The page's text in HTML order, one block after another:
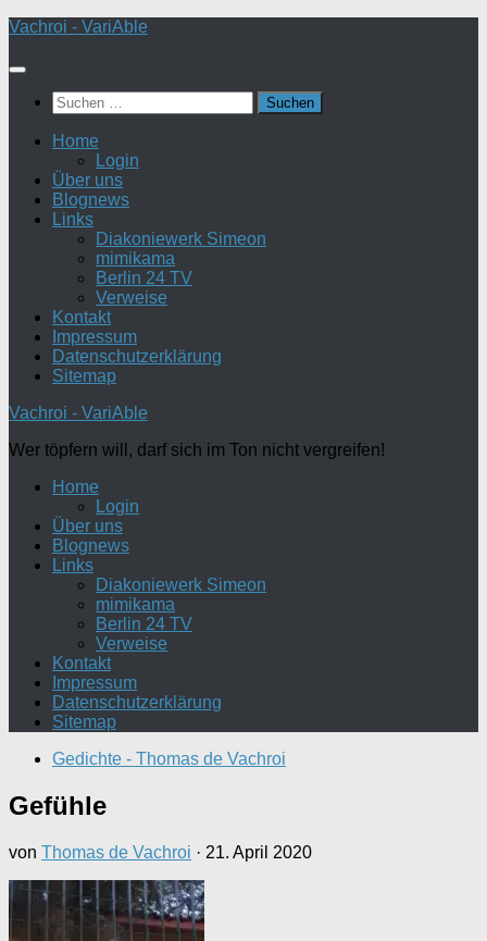
Zum
springen
Vachroi - VariAble
Suchen
nach:
Home
Login
Über uns
Blognews
Links
Diakoniewerk Simeon
mimikama
Berlin 24 TV
Verweise
Kontakt
Impressum
Datenschutzerklärung
Sitemap
Vachroi - VariAble
Wer töpfern will, darf sich im Ton nicht vergreifen!
Home
Login
Über uns
Blognews
Links
Diakoniewerk Simeon
mimikama
Berlin 24 TV
Verweise
Kontakt
Impressum
Datenschutzerklärung
Sitemap
Gedichte - Thomas de Vachroi
Gefühle
von Thomas de Vachroi · 21. April 2020